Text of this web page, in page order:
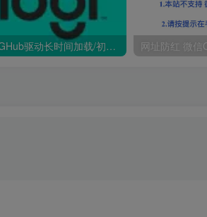
罗技GHub驱动长时间加载/初始化【完美解决】